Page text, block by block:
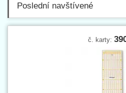
Poslední navštívené
č. karty: